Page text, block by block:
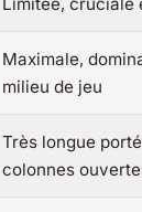
Maximale,
milieu de jeu
Très longue
colonnes